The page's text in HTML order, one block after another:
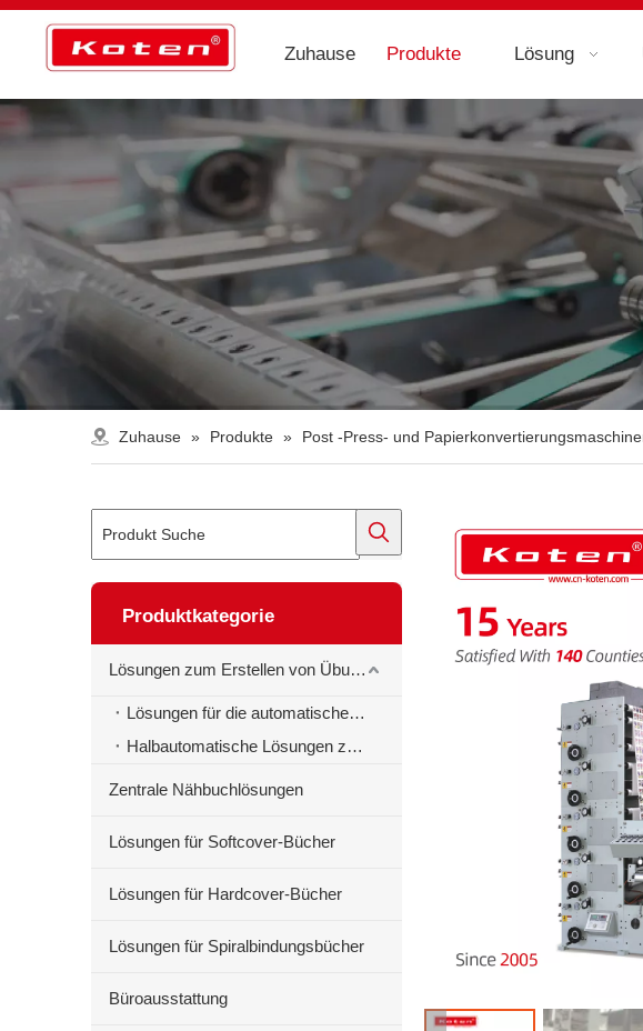
Zuhause Produkte Lösung
Zuhause » Produkte » Post -Press- und
Produktkategorie
Lösungen zum Erstellen von Übungsbüchern
Lösungen für die automatische Erstellung von Schulheften
Halbautomatische Lösungen zur Erstellung von Schulheften
Zentrale Nähbuchlösungen
Lösungen für Softcover-Bücher
Lösungen für Hardcover-Bücher
Lösungen für Spiralbindungsbücher
Büroausstattung